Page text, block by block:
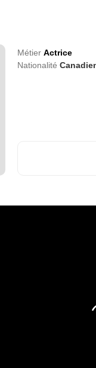
Métier Actrice
Nationalité